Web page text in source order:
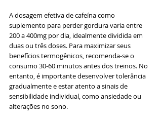
A dosagem efetiva de cafeína como
suplemento para perder gordura varia entre
200 a 400mg por dia, idealmente dividida em
duas ou três doses. Para maximizar seus
benefícios termogênicos, recomenda-se o
consumo 30-60 minutos antes dos treinos. No
entanto, é importante desenvolver tolerância
gradualmente e estar atento a sinais de
sensibilidade individual, como ansiedade ou
alterações no sono.